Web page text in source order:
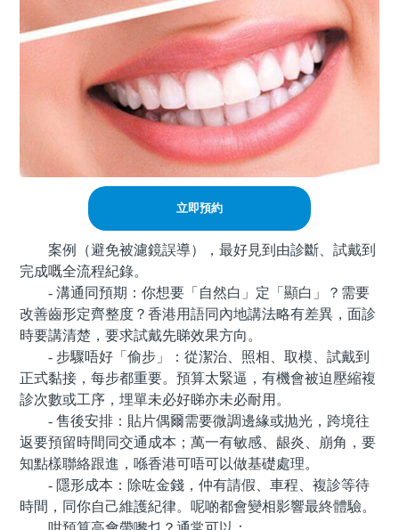
立即預約
案例（避免被濾鏡誤導），最好見到由診斷、試戴到
完成嘅全流程紀錄。
- 溝通同預期：你想要「自然白」定「顯白」？需要
改善齒形定齊整度？香港用語同內地講法略有差異，面診
時要講清楚，要求試戴先睇效果方向。
- 步驟唔好「偷步」：從潔治、照相、取模、試戴到
正式黏接，每步都重要。預算太緊逼，有機會被迫壓縮複
診次數或工序，埋單未必好睇亦未必耐用。
- 售後安排：貼片偶爾需要微調邊緣或抛光，跨境往
返要預留時間同交通成本；萬一有敏感、龈炎、崩角，要
知點樣聯絡跟進，喺香港可唔可以做基礎處理。
- 隱形成本：除咗金錢，仲有請假、車程、複診等待
時間，同你自己維護紀律。呢啲都會變相影響最終體驗。